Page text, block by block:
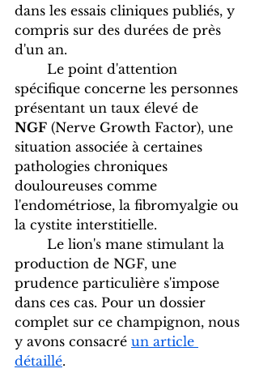
dans les essais cliniques publiés, y
compris sur des durées de près
d'un an.
spécifique concerne les personnes
présentant un taux élevé de
NGF (Nerve Growth Factor), une
situation associée à certaines
pathologies chroniques
douloureuses comme
l'endométriose, la fibromyalgie ou
la cystite interstitielle.
production de NGF, une
prudence particulière s'impose
dans ces cas. Pour un dossier
complet sur ce champignon, nous
y avons consacré un article
détaillé.